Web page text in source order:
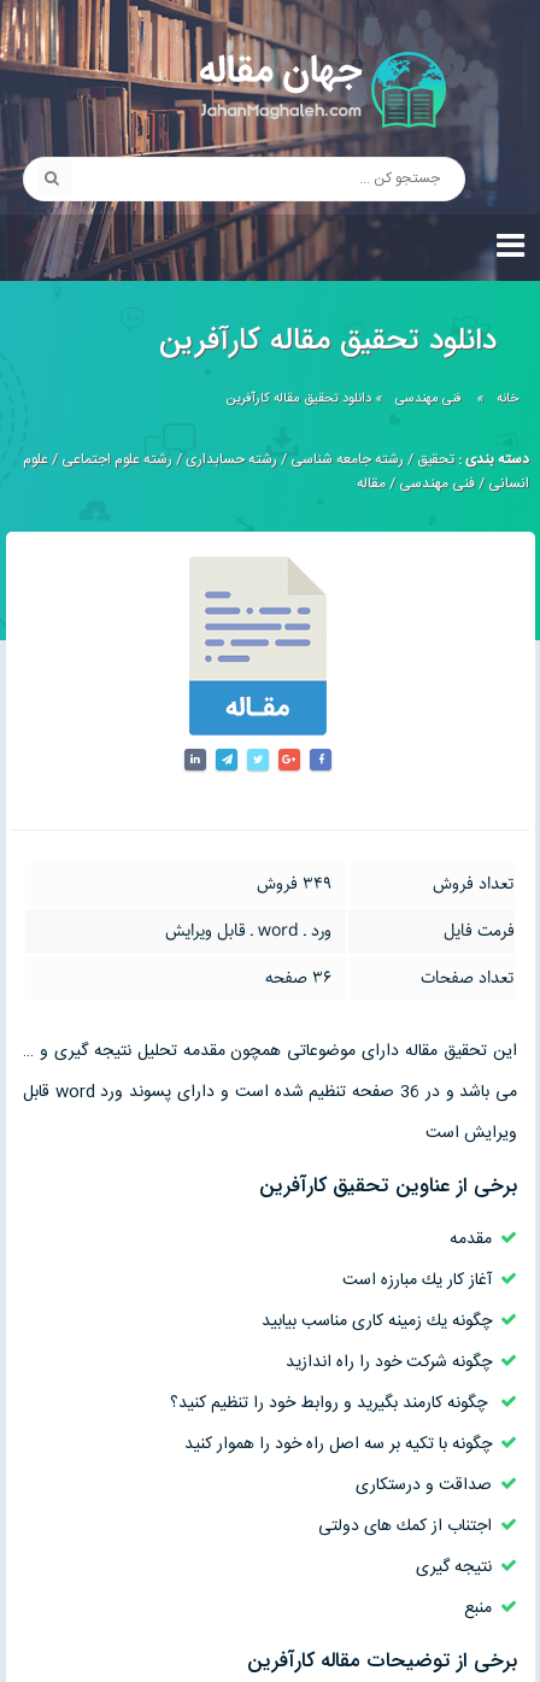
دانلود تحقیق مقاله كارآفرين
خانه » فنی مهندسی »دانلود تحقیق مقاله كارآفرين
دسته بندی :تحقیق/رشته جامعه شناسی/رشته حسابداری/رشته علوم اجتماعی/علوم
انسانی/فنی مهندسی/مقاله
تعداد فروش
349 فروش
فرمت فایل
ورد ـ word ـ قابل ویرایش
تعداد صفحات
36 صفحه
این تحقیق مقاله دارای موضوعاتی همچون مقدمه تحلیل نتیجه گیری و …
می باشد و در 36 صفحه تنظیم شده است و دارای پسوند ورد word قابل
ویرایش است
برخی از عناوین تحقیق كارآفرين
مقدمه
آغاز كار يك مبارزه است
چگونه يك زمينه كارى مناسب بيابيد
چگونه شركت خود را راه اندازيد
چگونه كارمند بگيريد و روابط خود را تنظيم كنيد؟
چگونه با تكيه بر سه اصل راه خود را هموار كنيد
صداقت و درستكارى
اجتناب از كمك هاى دولتى
نتیجه گیری
منبع
برخی از توضیحات مقاله كارآفرين